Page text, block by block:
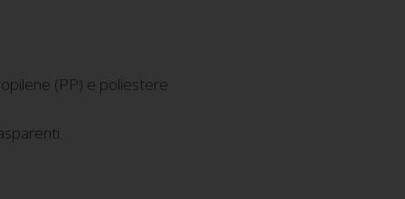
(PP) e poliestere